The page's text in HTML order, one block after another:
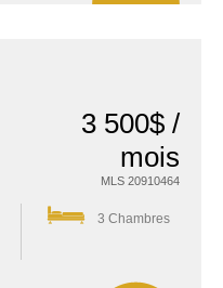
3 500$ /
mois
MLS 20910464
3 Chambres